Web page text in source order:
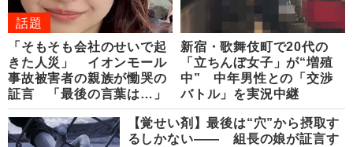
話題
「そもそも会社のせいで起
きた人災」 イオンモール
事故被害者の親族が慟哭の
証言 「最後の言葉は…」
新宿・歌舞伎町で20代の
「立ちんぼ女子」が“増殖
中” 中年男性との「交渉
バトル」を実況中継
【覚せい剤】最後は“穴”から摂取す
るしかない―― 組長の娘が証言す